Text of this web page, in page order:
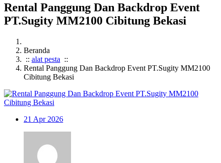
Rental Panggung Dan Backdrop Event
PT.Sugity MM2100 Cibitung Bekasi
Beranda
:: alat pesta ::
Rental Panggung Dan Backdrop Event PT.Sugity MM2100
Cibitung Bekasi
21 Apr 2026